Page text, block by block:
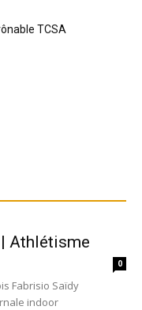
TCSA
Athlétisme
0
Fabrisio Saïdy
indoor